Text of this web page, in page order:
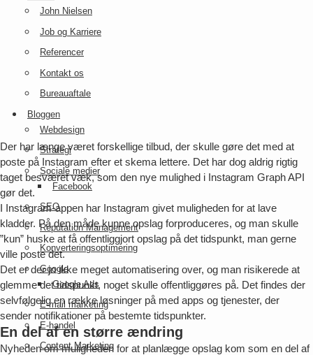
John Nielsen
Job og Karriere
Referencer
Kontakt os
Bureauaftale
Bloggen
Webdesign
Strategi
Sociale medier
Facebook
SEO
Reputation Management
Konverteringsoptimering
Google
Google Ads
E-mail marketing
E-handel
Content Marketing
Der har længe været forskellige tilbud, der skulle gøre det med at
poste på Instagram efter et skema lettere. Det har dog aldrig rigtig
taget besværet væk, som den nye mulighed i Instagram Graph API
gør det.
I Instagram-appen har Instagram givet muligheden for at lave
kladder. På den måde kunne opslag forproduceres, og man skulle
”kun” huske at få offentliggjort opslag på det tidspunkt, man gerne
ville poste det.
Det er der jo ikke meget automatisering over, og man risikerede at
glemme det tidspunkt, noget skulle offentliggøres på. Det findes der
selvfølgelig en række løsninger på med apps og tjenester, der
sender notifikationer på bestemte tidspunkter.
En del af en større ændring
Nyheden om muligheden for at planlægge opslag kom som en del af